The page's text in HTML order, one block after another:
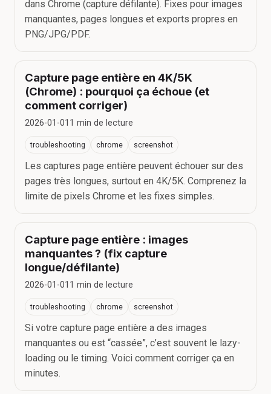
dans Chrome (capture défilante). Fixes pour images
manquantes, pages longues et exports propres en
PNG/JPG/PDF.
Capture page entière en 4K/5K
(Chrome) : pourquoi ça échoue (et
comment corriger)
2026-01-01 1 min de lecture
troubleshooting chrome screenshot
Les captures page entière peuvent échouer sur des
pages très longues, surtout en 4K/5K. Comprenez la
limite de pixels Chrome et les fixes simples.
Capture page entière : images
manquantes ? (fix capture
longue/défilante)
2026-01-01 1 min de lecture
troubleshooting chrome screenshot
Si votre capture page entière a des images
manquantes ou est “cassée”, c’est souvent le lazy-
loading ou le timing. Voici comment corriger ça en
minutes.